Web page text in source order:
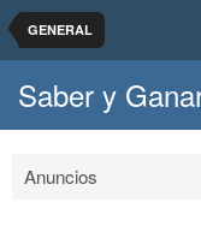
GENERAL
Saber y
Anuncios